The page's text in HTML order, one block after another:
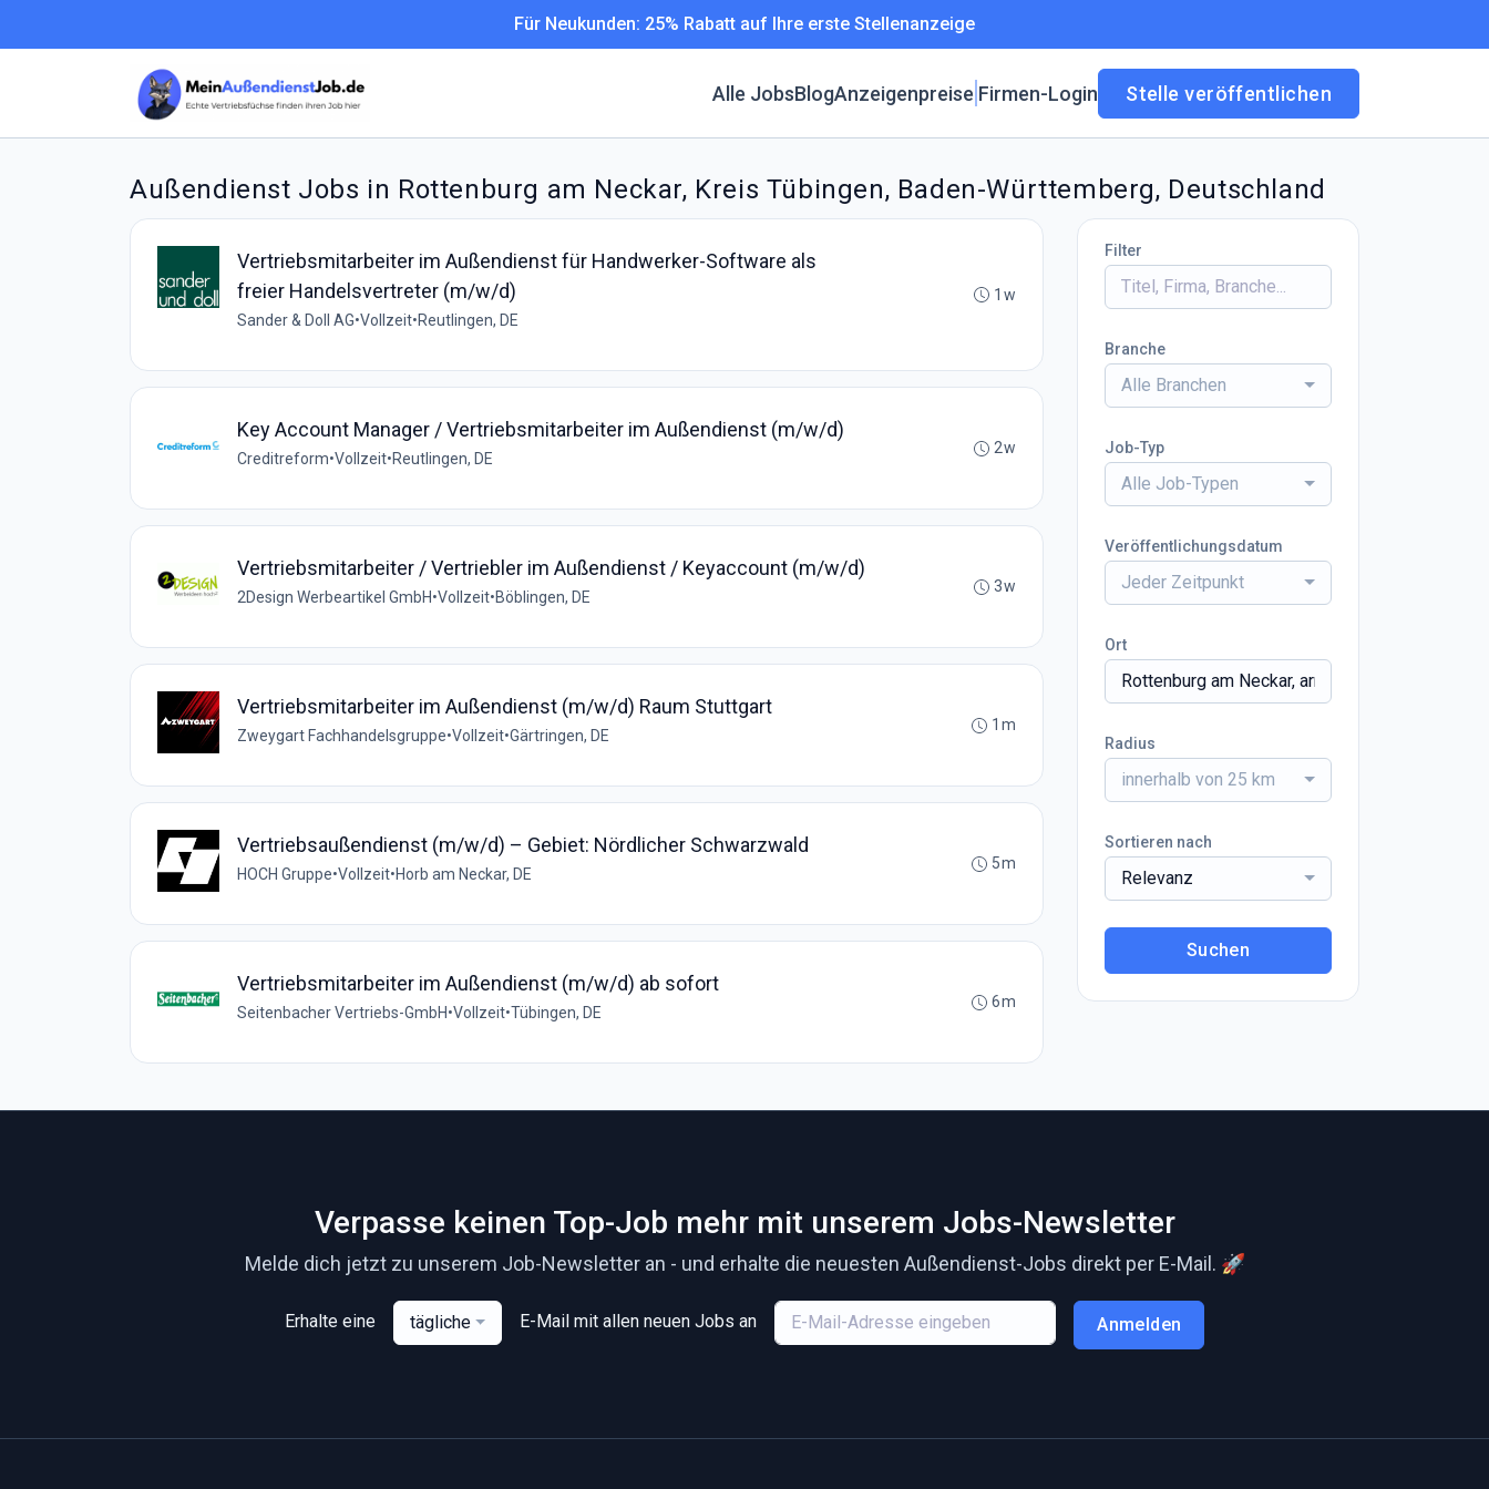
Für Neukunden: 25% Rabatt auf Ihre erste Stellenanzeige
Alle JobsBlogAnzeigenpreise Firmen-Login Stelle veröffentlichen
Außendienst Jobs in Rottenburg am Neckar, Kreis Tübingen, Baden-Württemberg, Deutschland
Vertriebsmitarbeiter im Außendienst für Handwerker-Software als
freier Handelsvertreter (m/w/d)
Sander & Doll AG•Vollzeit•Reutlingen, DE
1w
Key Account Manager / Vertriebsmitarbeiter im Außendienst (m/w/d)
Creditreform•Vollzeit•Reutlingen, DE
2w
Vertriebsmitarbeiter / Vertriebler im Außendienst / Keyaccount (m/w/d)
2Design Werbeartikel GmbH•Vollzeit•Böblingen, DE
3w
Vertriebsmitarbeiter im Außendienst (m/w/d) Raum Stuttgart
Zweygart Fachhandelsgruppe•Vollzeit•Gärtringen, DE
1m
Vertriebsaußendienst (m/w/d) – Gebiet: Nördlicher Schwarzwald
HOCH Gruppe•Vollzeit•Horb am Neckar, DE
5m
Vertriebsmitarbeiter im Außendienst (m/w/d) ab sofort
Seitenbacher Vertriebs-GmbH•Vollzeit•Tübingen, DE
6m
Filter
Branche
Alle Branchen
Job-Typ
Alle Job-Typen
Veröffentlichungsdatum
Jeder Zeitpunkt
Ort
Radius
innerhalb von 25 km
Sortieren nach
Relevanz
Suchen
Verpasse keinen Top-Job mehr mit unserem Jobs-Newsletter
Melde dich jetzt zu unserem Job-Newsletter an - und erhalte die neuesten Außendienst-Jobs direkt per E-Mail. 🚀
Erhalte eine tägliche E-Mail mit allen neuen Jobs an Anmelden